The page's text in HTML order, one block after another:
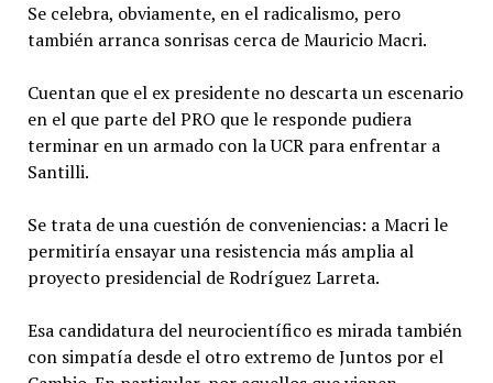
Se celebra, obviamente, en el radicalismo, pero
también arranca sonrisas cerca de Mauricio Macri.
Cuentan que el ex presidente no descarta un escenario
en el que parte del PRO que le responde pudiera
terminar en un armado con la UCR para enfrentar a
Santilli.
Se trata de una cuestión de conveniencias: a Macri le
permitiría ensayar una resistencia más amplia al
proyecto presidencial de Rodríguez Larreta.
Esa candidatura del neurocientífico es mirada también
con simpatía desde el otro extremo de Juntos por el